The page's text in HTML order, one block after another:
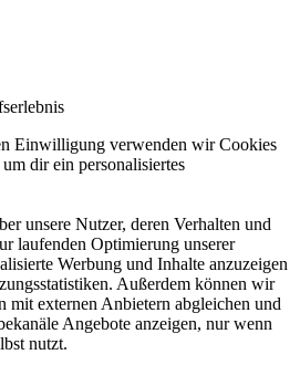
Einwilligung verwenden wir Cookies
dir ein personalisiertes
unsere Nutzer, deren Verhalten und
laufenden Optimierung unserer
Werbung und Inhalte anzuzeigen
Außerdem können wir
mit externen Anbietern abgleichen und
Angebote anzeigen, nur wenn
nutzt.